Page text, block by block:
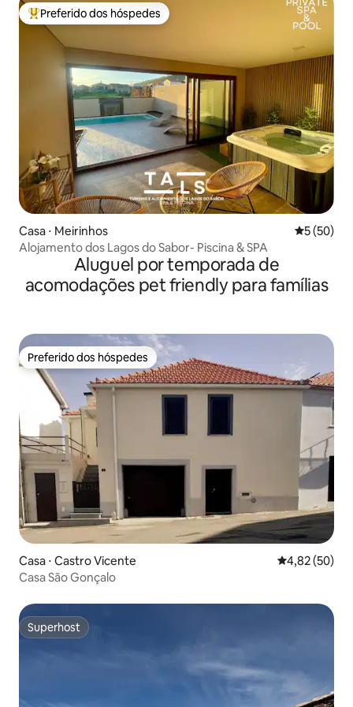
Entre os melhores preferidos dos hóspedes
Preferido dos hóspedes
Casa ⋅ Meirinhos 5 de uma
5 (50)
Alojamento dos Lagos do Sabor- Piscina & SPA
Aluguel por temporada de
acomodações pet friendly para famílias
Preferido dos hóspedes
Preferido dos hóspedes
Casa ⋅ Castro Vicente 4,82 de uma
4,82 (50)
Casa São Gonçalo
Superhost
Superhost